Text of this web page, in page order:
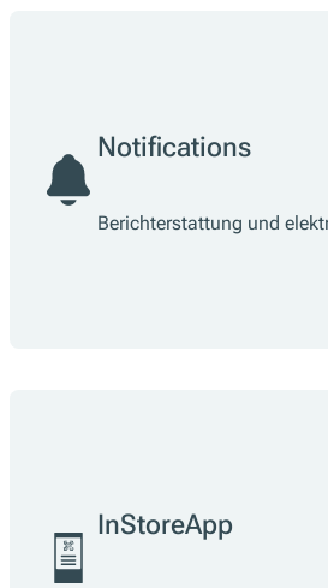
Notifications
Berichterstattung und
InStoreApp